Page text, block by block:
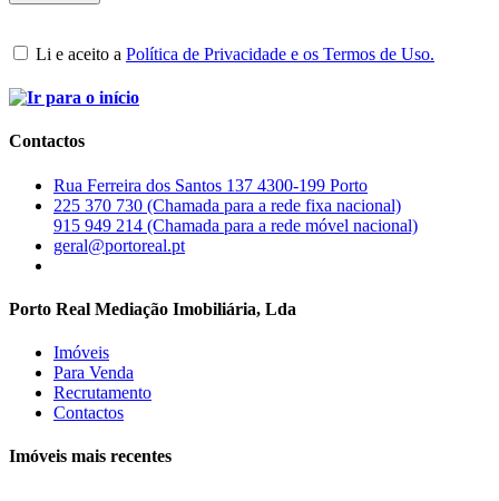
Li e aceito a Política de Privacidade e os Termos de Uso.
Contactos
Rua Ferreira dos Santos 137 4300-199 Porto
225 370 730 (Chamada para a rede fixa nacional)
915 949 214 (Chamada para a rede móvel nacional)
geral@portoreal.pt
Porto Real Mediação Imobiliária, Lda
Imóveis
Para Venda
Recrutamento
Contactos
Imóveis mais recentes